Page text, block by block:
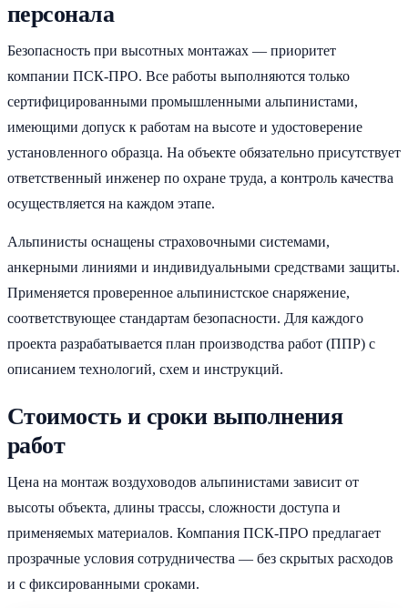
персонала
Безопасность при высотных монтажах — приоритет
компании ПСК-ПРО. Все работы выполняются только
сертифицированными промышленными альпинистами,
имеющими допуск к работам на высоте и удостоверение
установленного образца. На объекте обязательно присутствует
ответственный инженер по охране труда, а контроль качества
осуществляется на каждом этапе.
Альпинисты оснащены страховочными системами,
анкерными линиями и индивидуальными средствами защиты.
Применяется проверенное альпинистское снаряжение,
соответствующее стандартам безопасности. Для каждого
проекта разрабатывается план производства работ (ППР) с
описанием технологий, схем и инструкций.
Стоимость и сроки выполнения
работ
Цена на монтаж воздуховодов альпинистами зависит от
высоты объекта, длины трассы, сложности доступа и
применяемых материалов. Компания ПСК-ПРО предлагает
прозрачные условия сотрудничества — без скрытых расходов
и с фиксированными сроками.